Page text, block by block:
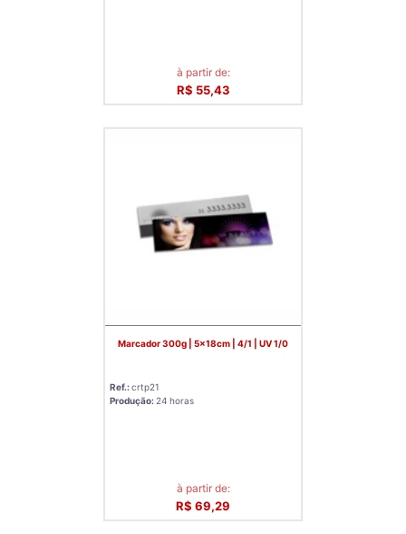
à partir de:
R$ 55,43
Marcador 300g | 5x18cm | 4/1 | UV 1/0
Ref.:crtp21
Produção: 24 horas
à partir de:
R$ 69,29